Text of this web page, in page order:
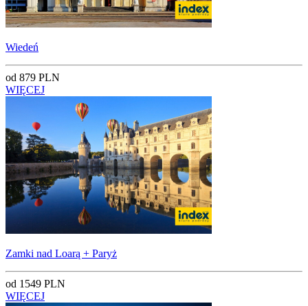
Wiedeń
od 879 PLN
WIĘCEJ
Zamki nad Loarą + Paryż
od 1549 PLN
WIĘCEJ